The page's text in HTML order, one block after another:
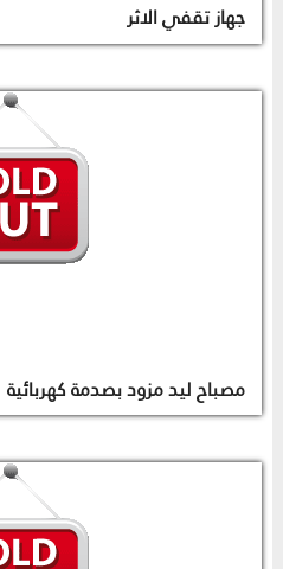
جهاز تقفي الاثر
مصباح ليد مزود بصدمة كهربائية